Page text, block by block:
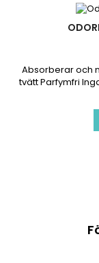
Absorberar och
tvätt Parfymfri
denna